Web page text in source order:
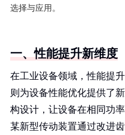
选择与应用。
一、性能提升新维度
在工业设备领域，性能提
则为设备性能优化提供了
构设计，让设备在相同功
某新型传动装置通过改进